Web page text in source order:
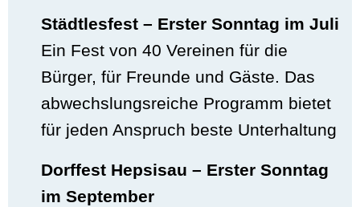
Städtlesfest – Erster Sonntag im Juli
Ein Fest von 40 Vereinen für die
Bürger, für Freunde und Gäste. Das
abwechslungsreiche Programm bietet
für jeden Anspruch beste Unterhaltung
Dorffest Hepsisau – Erster Sonntag
im September